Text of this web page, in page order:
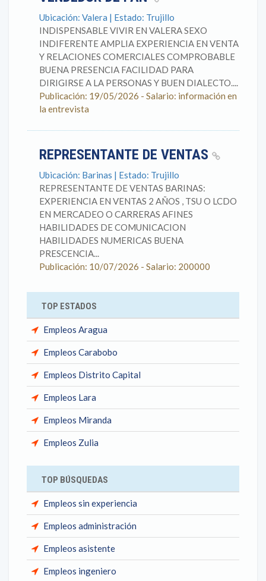
Ubicación: Valera | Estado: Trujillo
INDISPENSABLE VIVIR EN VALERA SEXO
INDIFERENTE AMPLIA EXPERIENCIA EN VENTA
Y RELACIONES COMERCIALES COMPROBABLE
BUENA PRESENCIA FACILIDAD PARA
DIRIGIRSE A LA PERSONAS Y BUEN DIALECTO....
Publicación: 19/05/2026 - Salario: información en
la entrevista
REPRESENTANTE DE VENTAS
Ubicación: Barinas | Estado: Trujillo
REPRESENTANTE DE VENTAS BARINAS:
EXPERIENCIA EN VENTAS 2 AÑOS , TSU O LCDO
EN MERCADEO O CARRERAS AFINES
HABILIDADES DE COMUNICACION
HABILIDADES NUMERICAS BUENA
PRESCENCIA...
Publicación: 10/07/2026 - Salario: 200000
TOP ESTADOS
Empleos Aragua
Empleos Carabobo
Empleos Distrito Capital
Empleos Lara
Empleos Miranda
Empleos Zulia
TOP BÚSQUEDAS
Empleos sin experiencia
Empleos administración
Empleos asistente
Empleos ingeniero